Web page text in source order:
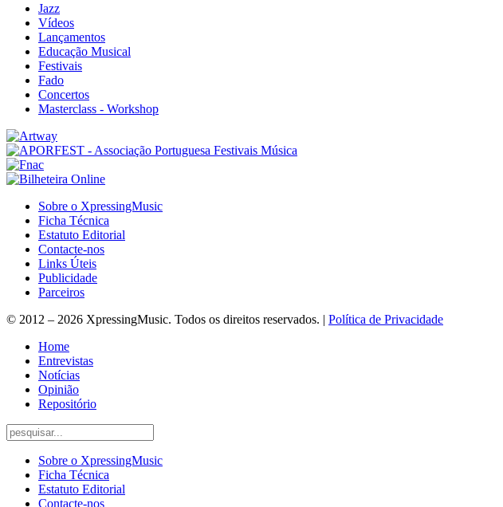
Jazz
Vídeos
Lançamentos
Educação Musical
Festivais
Fado
Concertos
Masterclass - Workshop
Sobre o XpressingMusic
Ficha Técnica
Estatuto Editorial
Contacte-nos
Links Úteis
Publicidade
Parceiros
© 2012 – 2026 XpressingMusic. Todos os direitos reservados. | Política de Privacidade
Home
Entrevistas
Notícias
Opinião
Repositório
Sobre o XpressingMusic
Ficha Técnica
Estatuto Editorial
Contacte-nos